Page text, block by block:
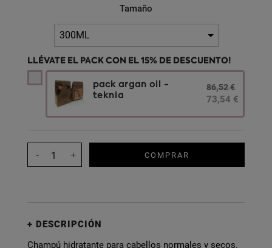
Tamaño
LLÉVATE EL PACK CON EL 15% DE DESCUENTO!
pack argan oil -
teknia
86,52 €
73,54 €
COMPRAR
DESCRIPCIÓN
Champú hidratante para cabellos normales y secos.